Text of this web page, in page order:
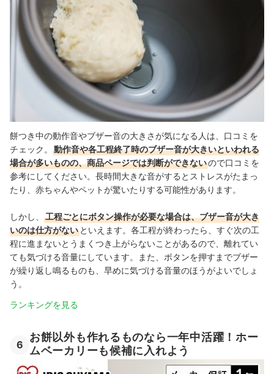
餅つき中の動作音やブザー音の大きさが気になる人は、口コミを
チェック。
動作音や各工程終了時のブザー音が大きいといわれる
場合が多いものの、商品ページでは判断ができないので口コミを
参考にしてください。 長時間大きな音がするとストレスがたまっ
たり、赤ちゃんやペットが驚いたりする可能性があります。
しかし、
工程ごとにボタン操作が必要な場合は、ブザー音が大き
いのは仕方がない といえます。各工程が終わったら、すぐ次の工
程に進まないとうまくつき上がらないことがあるので、離れてい
ても気づける音量にしています。また、ボタンを押すまでブザー
が繰り返し鳴るものも、早めに気づける音量のほうがよいでしょ
う。
ランキングを見る
6
お餅以外も作れるものなら一年中活躍！ホー
ムベーカリーも候補に入れよう